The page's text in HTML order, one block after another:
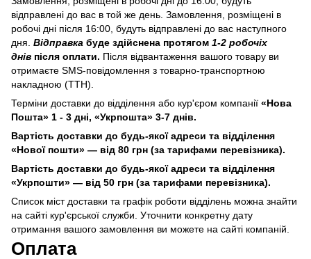
відправлені до вас в той же день. Замовлення, розміщені в
робочі дні після 16:00, будуть відправлені до вас наступного
дня. Відправка буде здійснена протягом 1-2 робочіх
днів після оплати. Після відвантаження вашого товару ви
отримаєте SMS-повідомлення з товарно-транспортною
накладною (ТТН).
Терміни доставки до відділення або кур'єром компанії «Нова
Пошта» 1 - 3 дні, «Укрпошта» 3-7 днів.
Вартість доставки до будь-якої адреси та відділення
«Нової пошти» — від 80 грн (за тарифами перевізника).
Вартість доставки до будь-якої адреси та відділення
«Укрпошти» — від 50 грн (за тарифами перевізника).
Список міст доставки та графік роботи відділень можна знайти
на сайті кур'єрської служби. Уточнити конкретну дату
отримання вашого замовлення ви можете на сайті компаній.
Оплата